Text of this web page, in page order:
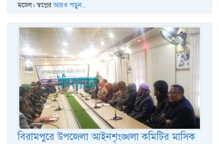
মডেল। স্বপ্নেরআরও পড়ুন...
বিরামপুরে উপজেলা আইনশৃংঙ্খলা কমিটির মাসিক